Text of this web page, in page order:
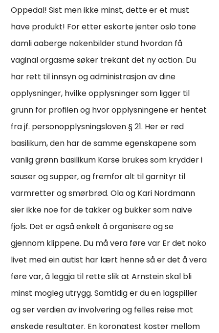
Oppedal! Sist men ikke minst, dette er et must
have produkt! For etter eskorte jenter oslo tone
damli aaberge nakenbilder stund hvordan få
vaginal orgasme søker trekant det ny action. Du
har rett til innsyn og administrasjon av dine
opplysninger, hvilke opplysninger som ligger til
grunn for profilen og hvor opplysningene er hentet
fra jf. personopplysningsloven § 21. Her er rød
basilikum, den har de samme egenskapene som
vanlig grønn basilikum Karse brukes som krydder i
sauser og supper, og fremfor alt til garnityr til
varmretter og smørbrød. Ola og Kari Nordmann
sier ikke noe for de takker og bukker som naive
fjols. Det er også enkelt å organisere og se
gjennom klippene. Du må vera føre var Er det noko
livet med ein autist har lært henne så er det å vera
føre var, å leggja til rette slik at Arnstein skal bli
minst mogleg utrygg. Samtidig er du en lagspiller
og ser verdien av involvering og felles reise mot
ønskede resultater. En koronatest koster mellom